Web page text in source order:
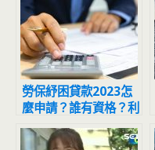
勞保紓困貸款2023怎
麼申請？誰有資格？利
率多少？勞保紓困貸款
QA一次看